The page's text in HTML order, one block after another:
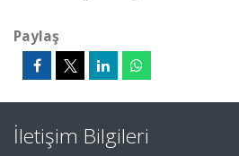
Paylaş
İletişim Bilgileri